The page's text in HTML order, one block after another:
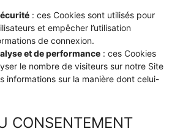
: ces Cookies sont utilisés pour
et empêcher l’utilisation
de connexion.
et de performance : ces Cookies
le nombre de visiteurs sur notre Site
informations sur la manière dont celui-
CONSENTEMENT